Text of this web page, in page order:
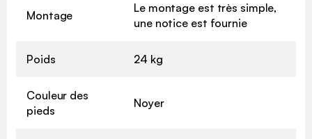
Montage
Le montage est très simple,
une notice est fournie
Poids 24 kg
Couleur des
pieds
Noyer